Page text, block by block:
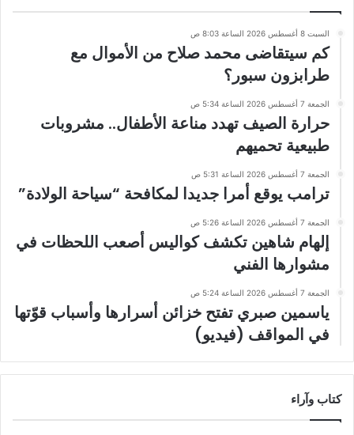
السبت 8 أغسطس 2026 الساعة 8:03 ص
كم سيتقاضى محمد صلاح من الأموال مع
طرابزون سبور؟
الجمعة 7 أغسطس 2026 الساعة 5:34 ص
حرارة الصيف تهدد مناعة الأطفال.. مشروبات
طبيعية تحميهم
الجمعة 7 أغسطس 2026 الساعة 5:31 ص
ترامب يوقع أمرا جديدا لمكافحة “سياحة الولادة”
الجمعة 7 أغسطس 2026 الساعة 5:26 ص
إلهام شاهين تكشف كواليس أصعب اللحظات في
مشوارها الفني
الجمعة 7 أغسطس 2026 الساعة 5:24 ص
ياسمين صبري تفتح خزائن أسرارها وأسباب قوّتها
في المواقف (فيديو)
كتاب وآراء